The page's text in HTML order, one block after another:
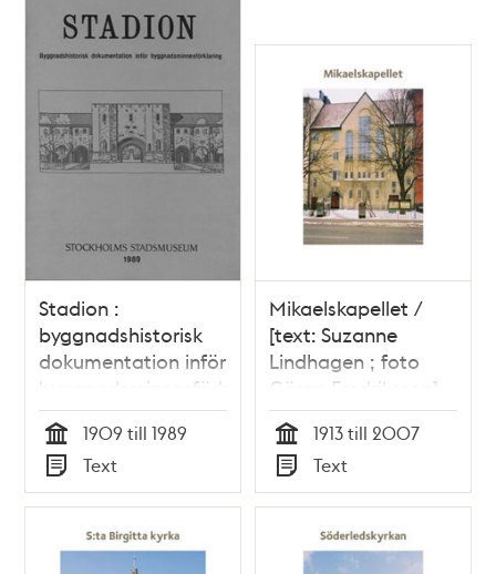
Stadion :
byggnadshistorisk
dokumentation inför
byggnadsminnesförklaringen
Tid
1909 till 1989
Typ
Text
Mikaelskapellet /
[text: Suzanne
Lindhagen ; foto
Göran Fredriksson]
Tid
1913 till 2007
Typ
Text